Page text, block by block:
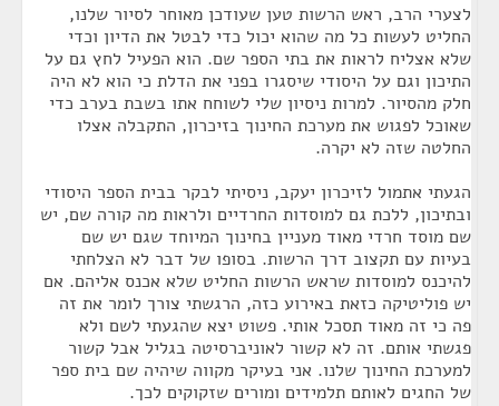
לצערי הרב, ראש הרשות טען שעודכן מאוחר לסיור שלנו,
החליט לעשות כל מה שהוא יכול כדי לבטל את הדיון וכדי
שלא אצליח לראות את בתי הספר שם. הוא הפעיל לחץ גם על
התיכון וגם על היסודי שיסגרו בפני את הדלת כי הוא לא היה
חלק מהסיור. למרות ניסיון שלי לשוחח אתו בשבת בערב כדי
שאוכל לפגוש את מערכת החינוך בזיכרון, התקבלה אצלו
החלטה שזה לא יקרה.
הגעתי אתמול לזיכרון יעקב, ניסיתי לבקר בבית הספר היסודי
ובתיכון, ללכת גם למוסדות החרדיים ולראות מה קורה שם, יש
שם מוסד חרדי מאוד מעניין בחינוך המיוחד שגם יש שם
בעיות עם תקצוב דרך הרשות. בסופו של דבר לא הצלחתי
להיכנס למוסדות שראש הרשות החליט שלא אכנס אליהם. אם
יש פוליטיקה כזאת באירוע כזה, הרגשתי צורך לומר את זה
פה כי זה מאוד תסכל אותי. פשוט יצא שהגעתי לשם ולא
פגשתי אותם. זה לא קשור לאוניברסיטה בגליל אבל קשור
למערכת החינוך שלנו. אני בעיקר מקווה שיהיה שם בית ספר
של החגים לאותם תלמידים ומורים שזקוקים לכך.